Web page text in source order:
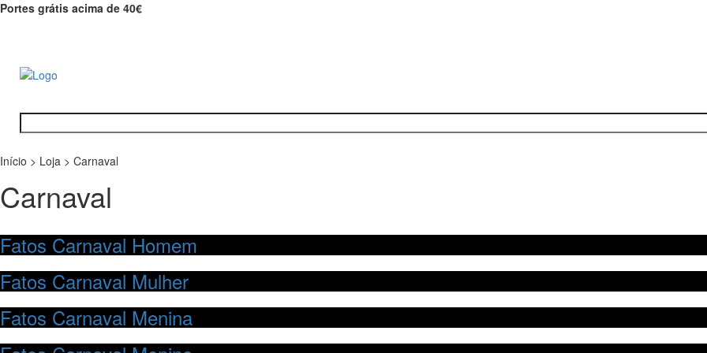
Portes grátis acima de 40€
Início > Loja > Carnaval
Carnaval
Fatos Carnaval Homem
Fatos Carnaval Mulher
Fatos Carnaval Menina